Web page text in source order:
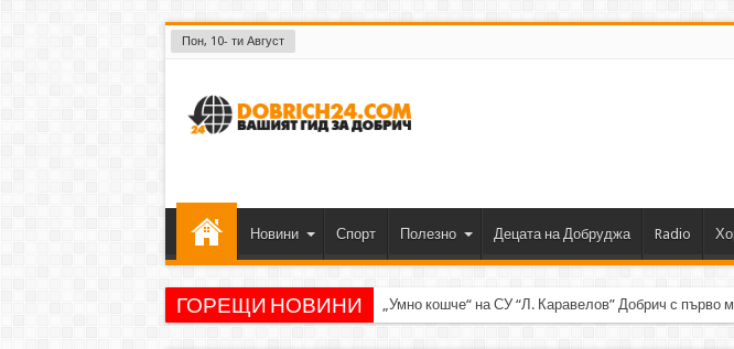
Пон, 10- ти Август
Новини Спорт Полезно Децата на Добруджа Radio
ГОРЕЩИ НОВИНИ „Умно кошче“ на СУ “Л. Каравелов” Добрич с първо